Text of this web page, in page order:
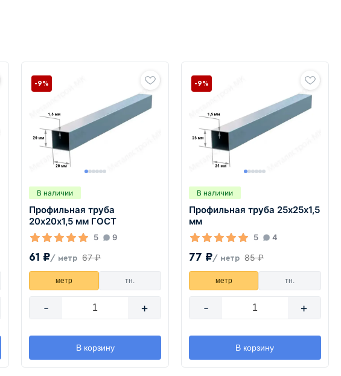
В наличии
Профильная труба
20х20х1,5 мм ГОСТ
5 9
61 ₽/ метр 67 ₽
-9%
метр тн.
- +
В корзину
В наличии
Профильная труба 25х25х1,5
мм
5 4
77 ₽/ метр 85 ₽
-9%
метр тн.
- +
В корзину